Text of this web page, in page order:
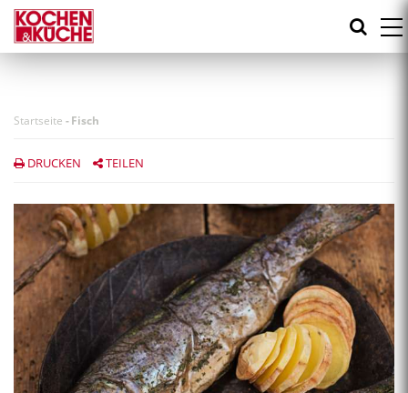
Direkt
zum
Inhalt
Startseite -Fisch
DRUCKEN TEILEN